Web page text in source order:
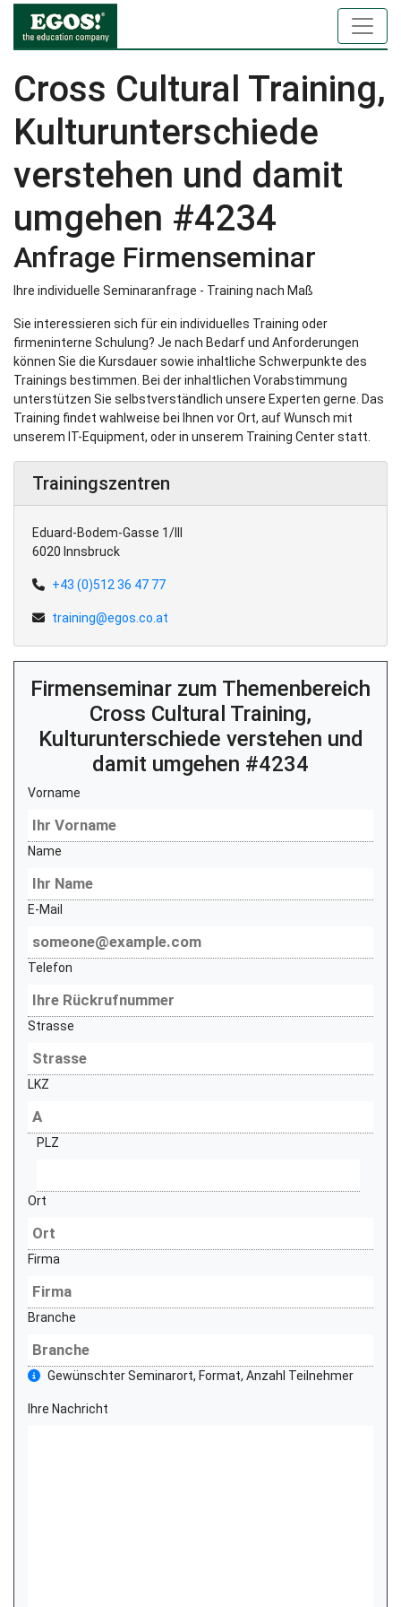
Cross Cultural Training,
Kulturunterschiede
verstehen und damit
umgehen #4234
Anfrage Firmenseminar
Ihre individuelle Seminaranfrage - Training nach Maß
Sie interessieren sich für ein individuelles Training oder
firmeninterne Schulung? Je nach Bedarf und Anforderungen
können Sie die Kursdauer sowie inhaltliche Schwerpunkte des
Trainings bestimmen. Bei der inhaltlichen Vorabstimmung
unterstützen Sie selbstverständlich unsere Experten gerne. Das
Training findet wahlweise bei Ihnen vor Ort, auf Wunsch mit
unserem IT-Equipment, oder in unserem Training Center statt.
Trainingszentren
Eduard-Bodem-Gasse 1/III
6020 Innsbruck
+43 (0)512 36 47 77
training@egos.co.at
Firmenseminar zum Themenbereich
Cross Cultural Training,
Kulturunterschiede verstehen und
damit umgehen #4234
Vorname
Name
E-Mail
Telefon
Strasse
LKZ
PLZ
Ort
Firma
Branche
Gewünschter Seminarort, Format, Anzahl Teilnehmer
Ihre Nachricht